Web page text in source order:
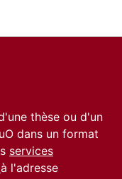
thèse ou d'un
dans un format
services
à l'adresse